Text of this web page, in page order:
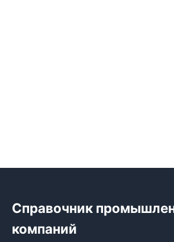
Справочник
компаний